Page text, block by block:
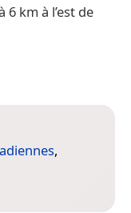
km à l’est de
,